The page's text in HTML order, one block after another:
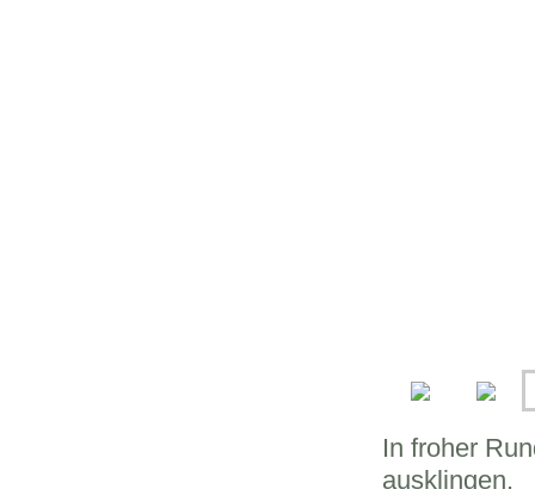
In froher
ausklingen.